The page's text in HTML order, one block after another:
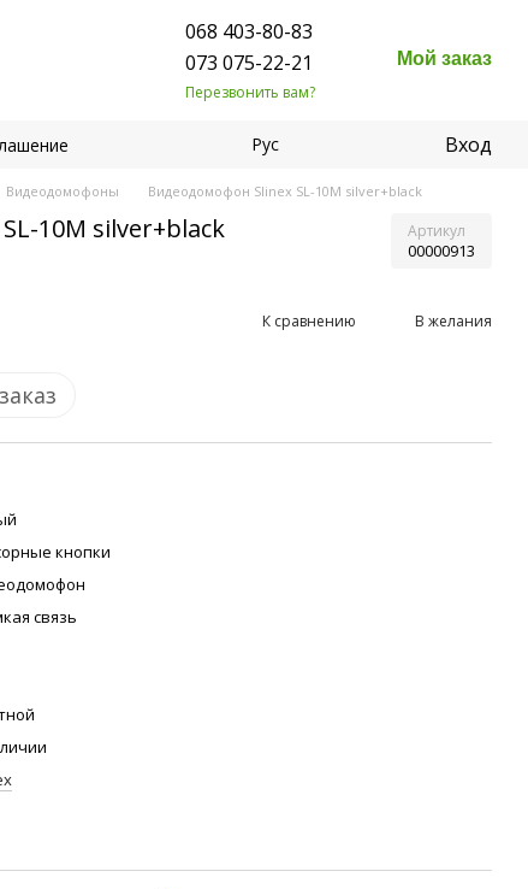
068 403-80-83
073 075-22-21
Перезвонить вам?
Мой заказ
Рус Вход
Видеодомофоны Видеодомофон Slinex SL-10M silver+black
10M silver+black Артикул
00000913
К сравнению В желания
кнопки
связь